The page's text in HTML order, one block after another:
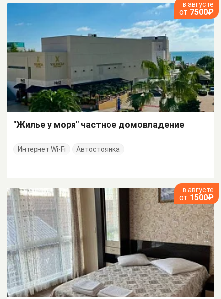
в августе
от 7500₽
"Жилье у моря" частное домовладение
Интернет Wi-Fi Автостоянка
в августе
от 1500₽